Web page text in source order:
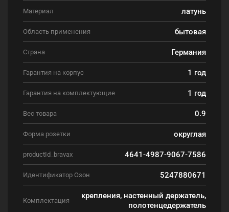
Материал латунь
Область применения бытовая
Страна Германия
Гарантия на корпус 1 год
Гарантия на комплектующие 1 год
Вес товара 0.9
Форма розетки округлая
productId_bravax 4641-4987-9067-7586
Идентификатор Озон 5247880671
Комплектация
крепления, настенный держатель,
полотенцедержатель